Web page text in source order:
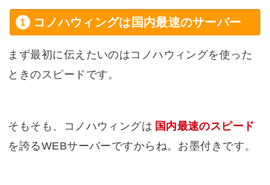
コノハウィングは国内最速のサーバー
まず最初に伝えたいのはコノハウィングを使った
ときのスピードです。
そもそも、コノハウィングは 国内最速のスピード
を誇るWEBサーバーですからね。お墨付きです。